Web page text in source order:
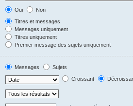
Oui
Non
Titres et messages
Messages uniquement
Titres uniquement
Premier message des sujets uniquement
Messages
Sujets
Croissant